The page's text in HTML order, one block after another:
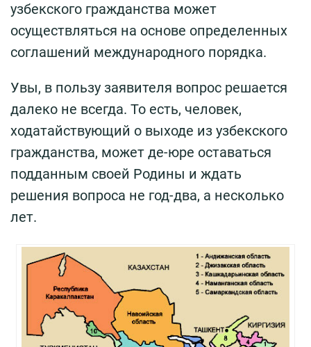
узбекского гражданства может
осуществляться на основе определенных
соглашений международного порядка.
Увы, в пользу заявителя вопрос решается
далеко не всегда. То есть, человек,
ходатайствующий о выходе из узбекского
гражданства, может де-юре оставаться
подданным своей Родины и ждать
решения вопроса не год-два, а несколько
лет.